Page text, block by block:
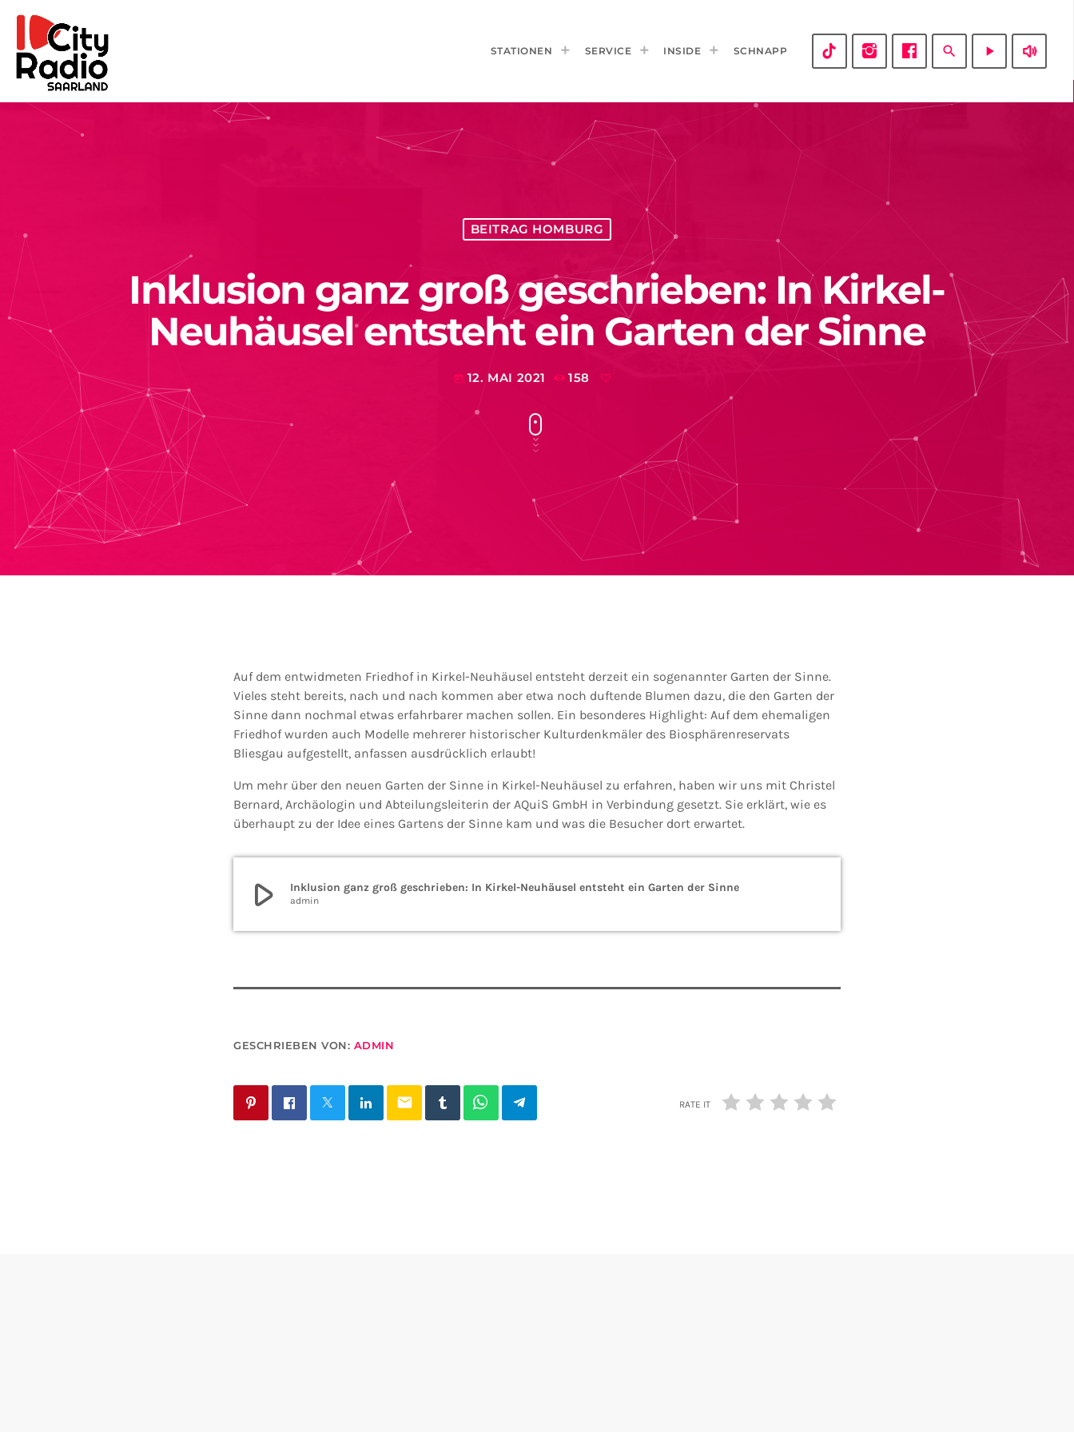
STATIONEN SERVICE INSIDE SCHNAPP search play_arrow volume_up
BEITRAG HOMBURG
Inklusion ganz groß geschrieben: In Kirkel-
Neuhäusel entsteht ein Garten der Sinne
today 12. MAI 2021 158
Auf dem entwidmeten Friedhof in Kirkel-Neuhäusel entsteht derzeit ein sogenannter Garten der Sinne.
Vieles steht bereits, nach und nach kommen aber etwa noch duftende Blumen dazu, die den Garten der
Sinne dann nochmal etwas erfahrbarer machen sollen. Ein besonderes Highlight: Auf dem ehemaligen
Friedhof wurden auch Modelle mehrerer historischer Kulturdenkmäler des Biosphärenreservats
Bliesgau aufgestellt, anfassen ausdrücklich erlaubt!
Um mehr über den neuen Garten der Sinne in Kirkel-Neuhäusel zu erfahren, haben wir uns mit Christel
Bernard, Archäologin und Abteilungsleiterin der AQuiS GmbH in Verbindung gesetzt. Sie erklärt, wie es
überhaupt zu der Idee eines Gartens der Sinne kam und was die Besucher dort erwartet.
play_arrow Inklusion ganz groß geschrieben: In Kirkel-Neuhäusel entsteht ein Garten der Sinne
admin
GESCHRIEBEN VON: ADMIN
email RATE IT